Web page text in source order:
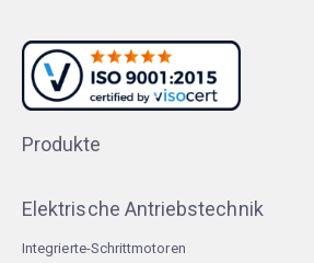
Produkte
Elektrische Antriebstechnik
Integrierte-Schrittmotoren